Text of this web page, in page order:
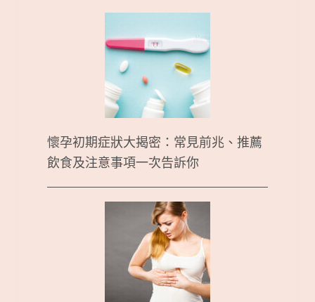
懷孕初期症狀大揭密：常見前兆、推薦
飲食及注意事項一次告訴你